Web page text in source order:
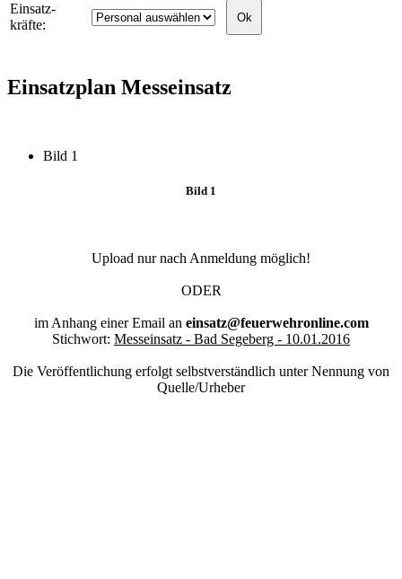
Einsatz-
kräfte:
Einsatzplan Messeinsatz
Bild 1
Bild 1
Upload nur nach Anmeldung möglich!
ODER
im Anhang einer Email an einsatz@feuerwehronline.com
Stichwort: Messeinsatz - Bad Segeberg - 10.01.2016
Die Veröffentlichung erfolgt selbstverständlich unter Nennung von
Quelle/Urheber